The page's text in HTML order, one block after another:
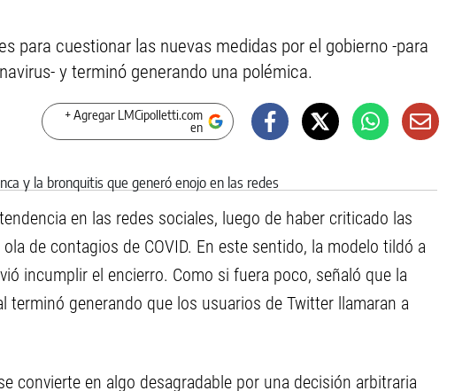
para cuestionar las nuevas medidas por el gobierno -para
y terminó generando una polémica.
+ Agregar LMCipolletti.com
en
en las redes sociales, luego de haber criticado las
de contagios de COVID. En este sentido, la modelo tildó a
incumplir el encierro. Como si fuera poco, señaló que la
terminó generando que los usuarios de Twitter llamaran a
convierte en algo desagradable por una decisión arbitraria